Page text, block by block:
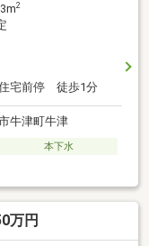
2
宅前停 徒歩1分
牛津町牛津
本下水
万円